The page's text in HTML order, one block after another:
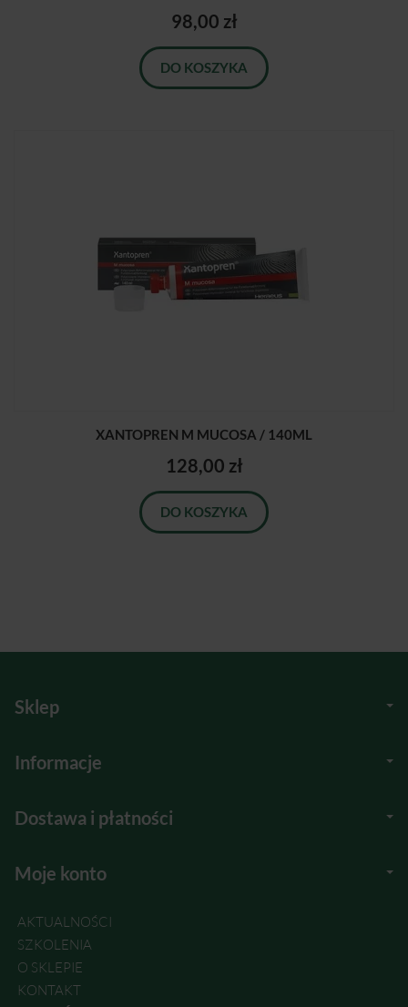
98,00 zł
DO KOSZYKA
XANTOPREN M MUCOSA / 140ML
128,00 zł
DO KOSZYKA
Sklep
Informacje
Dostawa i płatności
Moje konto
AKTUALNOŚCI
SZKOLENIA
O SKLEPIE
KONTAKT